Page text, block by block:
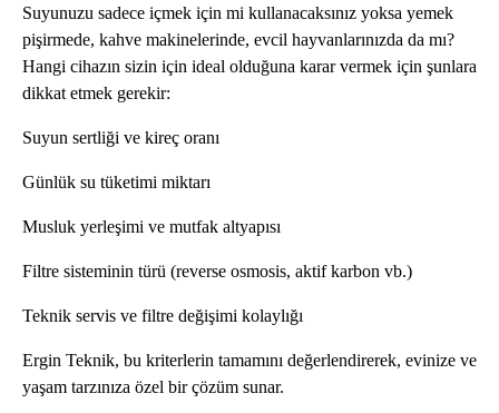
Suyunuzu sadece içmek için mi kullanacaksınız yoksa yemek
pişirmede, kahve makinelerinde, evcil hayvanlarınızda da mı?
Hangi cihazın sizin için ideal olduğuna karar vermek için şunlara
dikkat etmek gerekir:
Suyun sertliği ve kireç oranı
Günlük su tüketimi miktarı
Musluk yerleşimi ve mutfak altyapısı
Filtre sisteminin türü (reverse osmosis, aktif karbon vb.)
Teknik servis ve filtre değişimi kolaylığı
Ergin Teknik, bu kriterlerin tamamını değerlendirerek, evinize ve
yaşam tarzınıza özel bir çözüm sunar.